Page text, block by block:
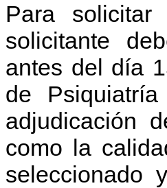
Para
solicitante
antes del día
de
adjudicación
como la
seleccionado